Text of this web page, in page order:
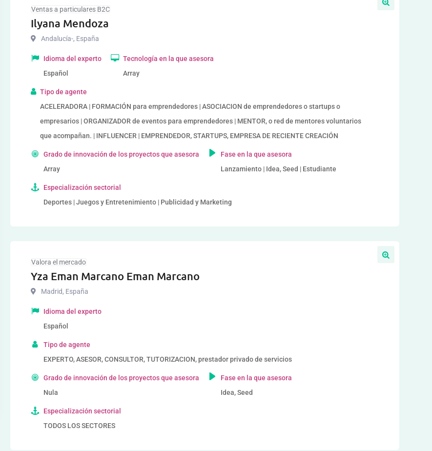
Ventas a particulares B2C
Ilyana Mendoza
Andalucía-, España
Idioma del experto
Español
Tecnología en la que asesora
Array
Tipo de agente
ACELERADORA | FORMACIÓN para emprendedores | ASOCIACION de emprendedores o startups o
empresarios | ORGANIZADOR de eventos para emprendedores | MENTOR, o red de mentores voluntarios
que acompañan. | INFLUENCER | EMPRENDEDOR, STARTUPS, EMPRESA DE RECIENTE CREACIÓN
Grado de innovación de los proyectos que asesora
Array
Fase en la que asesora
Lanzamiento | Idea, Seed | Estudiante
Especialización sectorial
Deportes | Juegos y Entretenimiento | Publicidad y Marketing
Valora el mercado
Yza Eman Marcano Eman Marcano
Madrid, España
Idioma del experto
Español
Tipo de agente
EXPERTO, ASESOR, CONSULTOR, TUTORIZACION, prestador privado de servicios
Grado de innovación de los proyectos que asesora
Nula
Fase en la que asesora
Idea, Seed
Especialización sectorial
TODOS LOS SECTORES